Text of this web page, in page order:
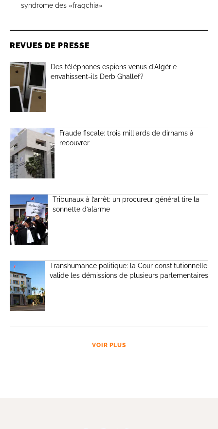
syndrome des «fraqchia»
REVUES DE PRESSE
Des téléphones espions venus d’Algérie
envahissent-ils Derb Ghallef?
Fraude fiscale: trois milliards de dirhams à
recouvrer
Tribunaux à l’arrêt: un procureur général tire la
sonnette d’alarme
Transhumance politique: la Cour constitutionnelle
valide les démissions de plusieurs parlementaires
VOIR PLUS